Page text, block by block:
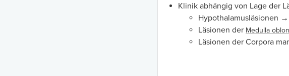
Klinik abhängig von Lage der
Hypothalamusläsionen
Läsionen der Medulla
Läsionen der Corpora